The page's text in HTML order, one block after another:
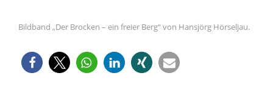
Bildband „Der Brocken – ein freier Berg“ von Hansjörg Hörseljau.